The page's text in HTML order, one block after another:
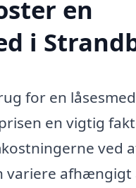
en
i
for en
en vigtig
ved
variere afhængigt